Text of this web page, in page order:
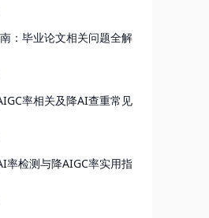
：毕业论文相关问题全解
率相关及降AI查重常见
率检测与降AIGC率实用指